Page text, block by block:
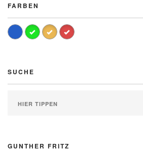
FARBEN
SUCHE
GUNTHER FRITZ